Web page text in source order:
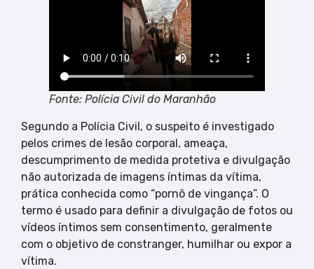
Fonte: Polícia Civil do Maranhão
Segundo a Polícia Civil, o suspeito é investigado
pelos crimes de lesão corporal, ameaça,
descumprimento de medida protetiva e divulgação
não autorizada de imagens íntimas da vítima,
prática conhecida como “pornô de vingança”. O
termo é usado para definir a divulgação de fotos ou
vídeos íntimos sem consentimento, geralmente
com o objetivo de constranger, humilhar ou expor a
vítima.